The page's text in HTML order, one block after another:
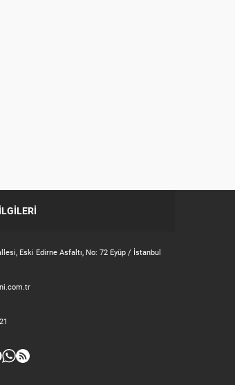
Eski Edirne Asfaltı, No: 72 Eyüp / İstanbul